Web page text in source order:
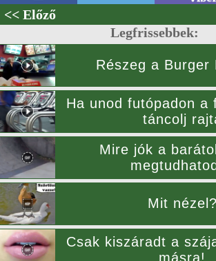
<< Előző
Legfrissebbek:
Részeg a Burger
Ha unod futópadon a
táncolj
Mire jók a
Mit nézel?
Csak kiszáradt a
másra!